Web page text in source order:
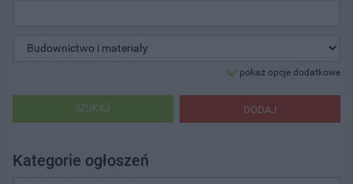
pokaż opcje dodatkowe
DODAJ
SZUKAJ
Kategorie ogłoszeń